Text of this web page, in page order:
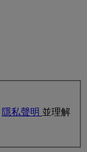
隱私聲明 並理解